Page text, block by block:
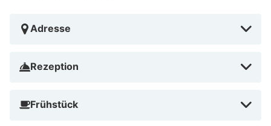
Adresse
Rezeption
Frühstück